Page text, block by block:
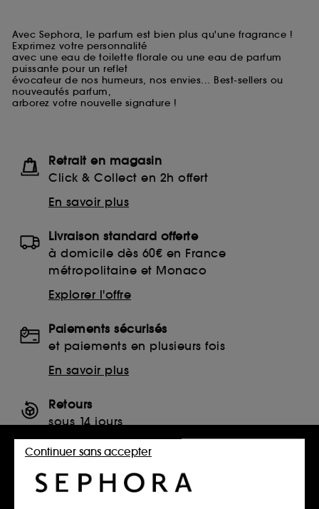
Avec Sephora, le parfum est bien plus qu'une fragrance !
Exprimez votre personnalité
avec une eau de toilette florale ou une eau de parfum
puissante pour un reflet
évocateur de nos humeurs, nos envies... Best-sellers ou
nouveautés parfum,
arborez votre nouvelle signature !
Retrait en magasin
Click & Collect en 2h offert
En savoir plus
Livraison standard offerte
à domicile dès 60€ en France
métropolitaine et Monaco
Explorer l'offre
Paiements sécurisés
et paiements en plusieurs fois
En savoir plus
Retours
sous 14 jours
Retourner mon article
SERVICES, CONTACT ET CONDITIONS DES OFFRES
Continuer sans accepter